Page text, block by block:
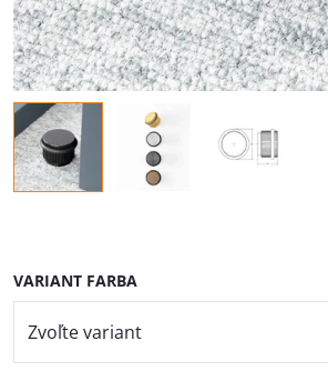
VARIANT FARBA